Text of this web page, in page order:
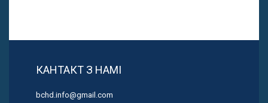
КАНТАКТ З НАМІ
bchd.info@gmail.com